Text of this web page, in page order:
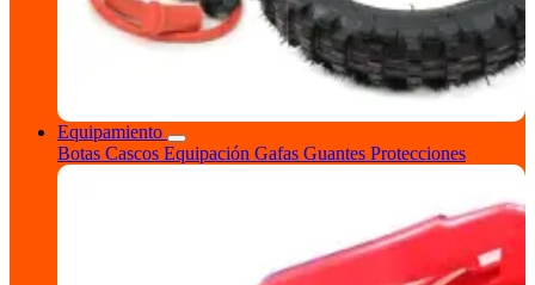
Equipamiento
Botas Cascos Equipación Gafas Guantes Protecciones